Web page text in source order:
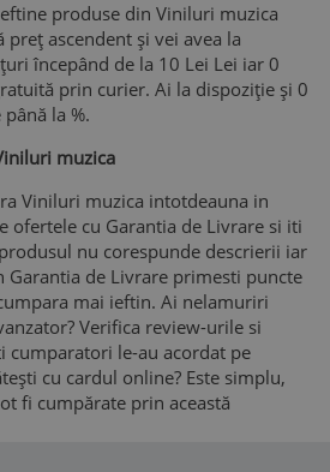
produse din Viniluri muzica
ascendent și vei avea la
începând de la 10 Lei Lei iar 0
prin curier. Ai la dispoziție și 0
la %.
muzica
Viniluri muzica intotdeauna in
ofertele cu Garantia de Livrare si iti
nu corespunde descrierii iar
Garantia de Livrare primesti puncte
mai ieftin. Ai nelamuriri
Verifica review-urile si
cumparatori le-au acordat pe
cu cardul online? Este simplu,
fi cumpărate prin această